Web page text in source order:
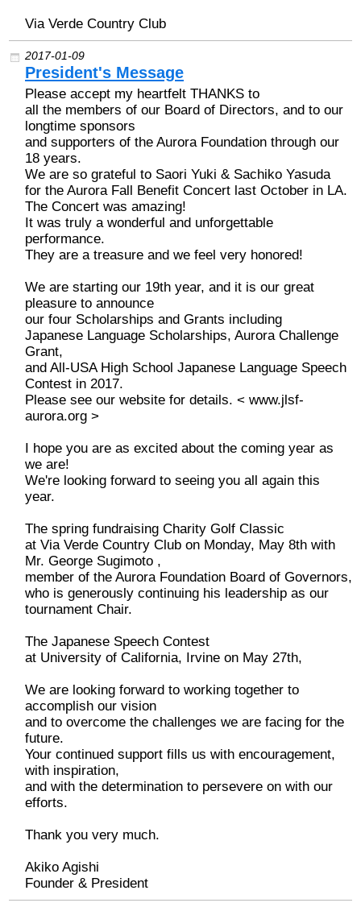
Via Verde Country Club
2017-01-09
President's Message
Please accept my heartfelt THANKS to
all the members of our Board of Directors, and to our
longtime sponsors
and supporters of the Aurora Foundation through our
18 years.
We are so grateful to Saori Yuki & Sachiko Yasuda
for the Aurora Fall Benefit Concert last October in LA.
The Concert was amazing!
It was truly a wonderful and unforgettable
performance.
They are a treasure and we feel very honored!
We are starting our 19th year, and it is our great
pleasure to announce
our four Scholarships and Grants including
Japanese Language Scholarships, Aurora Challenge
Grant,
and All-USA High School Japanese Language Speech
Contest in 2017.
Please see our website for details. < www.jlsf-
aurora.org >
I hope you are as excited about the coming year as
we are!
We're looking forward to seeing you all again this
year.
The spring fundraising Charity Golf Classic
at Via Verde Country Club on Monday, May 8th with
Mr. George Sugimoto ,
member of the Aurora Foundation Board of Governors,
who is generously continuing his leadership as our
tournament Chair.
The Japanese Speech Contest
at University of California, Irvine on May 27th,
We are looking forward to working together to
accomplish our vision
and to overcome the challenges we are facing for the
future.
Your continued support fills us with encouragement,
with inspiration,
and with the determination to persevere on with our
efforts.
Thank you very much.
Akiko Agishi
Founder & President